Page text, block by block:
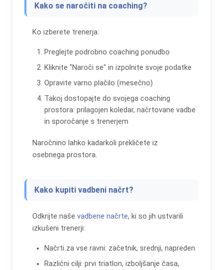
Kako se naročiti na coaching?
Ko izberete trenerja:
Preglejte podrobno coaching ponudbo
Kliknite "Naroči se" in izpolnite svoje podatke
Opravite varno plačilo (mesečno)
Takoj dostopajte do svojega coaching
prostora: prilagojen koledar, načrtovane vadbe
in sporočanje s trenerjem
Naročnino lahko kadarkoli prekličete iz
osebnega prostora.
Kako kupiti vadbeni načrt?
Odkrijte naše vadbene načrte, ki so jih ustvarili
izkušeni trenerji:
Načrti za vse ravni: začetnik, srednji, napreden
Različni cilji: prvi triatlon, izboljšanje časa,